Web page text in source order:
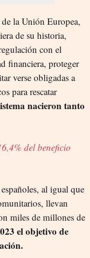
de la Unión Europea,
de su historia,
con el
financiera, proteger
verse obligadas a
para rescatar
nacieron tanto
del beneficio
al igual que
llevan
miles de millones de
el objetivo de